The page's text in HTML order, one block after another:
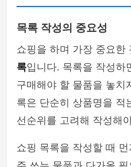
목록 작성의 중요성
쇼핑을 하며 가장 중요한
록입니다. 목록을 작성하
구매해야 할 물품을 놓치
록은 단순히 상품명을 적
선순위를 고려해 작성해
쇼핑 목록을 작성할 때